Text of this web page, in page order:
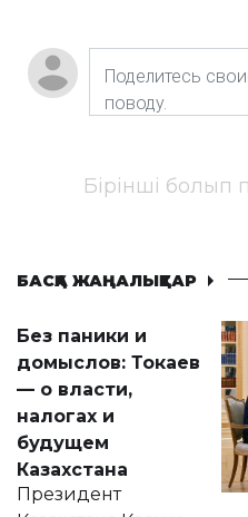
Бірінші болып
БАСҚА ЖАҢАЛЫҚТАР
Без паники и
домыслов: Токаев
— о власти,
налогах и
будущем
Казахстана
Президент